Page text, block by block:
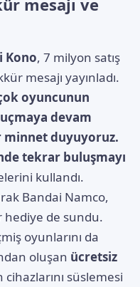
mesajı ve
Kono, 7 milyon satış
mesajı yayınladı.
oyuncunun
devam
minnet duyuyoruz.
tekrar buluşmayı
kullandı.
Bandai Namco,
hediye de sundu.
oyunlarını da
oluşan ücretsiz
cihazlarını süslemesi